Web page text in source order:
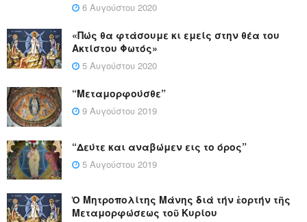
6 Αυγούστου 2020
«Πώς θα φτάσουμε κι εμείς στην θέα του
Ακτίστου Φωτός»
5 Αυγούστου 2020
“Μεταμορφούσθε”
9 Αυγούστου 2019
“Δεύτε και αναβώμεν εις το όρος”
5 Αυγούστου 2019
Ὁ Μητροπολίτης Μάνης διά τήν ἑορτήν τῆς
Μεταμορφώσεως τοῦ Κυρίου